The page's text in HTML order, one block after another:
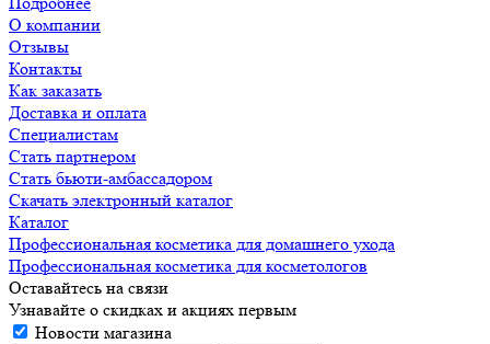
О компании
Отзывы
Контакты
Как заказать
Доставка и оплата
Специалистам
Стать партнером
Стать бьюти-амбассадором
Скачать электронный каталог
Каталог
Профессиональная косметика для домашнего ухода
Профессиональная косметика для косметологов
Оставайтесь на связи
Узнавайте о скидках и акциях первым
Новости магазина